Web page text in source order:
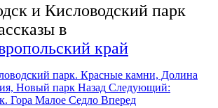
и Кисловодский парк
в
край
парк. Красные камни, Долина
Новый парк Назад Следующий:
Гора Малое Седло Вперед